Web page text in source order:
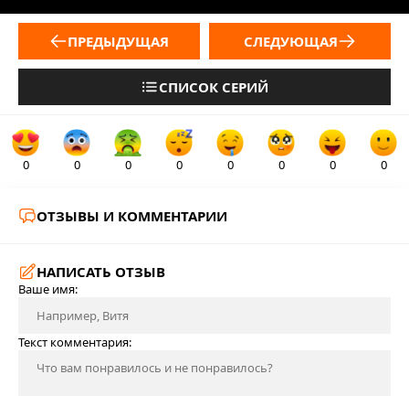
ПРЕДЫДУЩАЯ
СПИСОК СЕРИЙ
СЛЕДУЮЩАЯ
0 0 0 0 0 0 0 0
ОТЗЫВЫ И КОММЕНТАРИИ
НАПИСАТЬ ОТЗЫВ
Ваше имя:
Текст комментария: